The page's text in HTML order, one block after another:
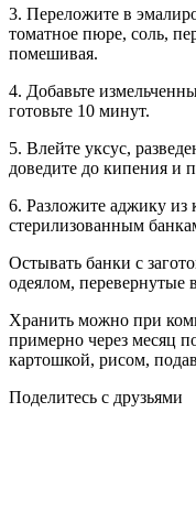
3. Переложите в
томатное пюре, соль,
помешивая.
4. Добавьте
готовьте 10 минут.
5. Влейте уксус,
доведите до кипения и
6. Разложите аджику из
стерилизованным
Остывать банки с
одеялом, перевернутые
Хранить можно при
примерно через месяц
картошкой, рисом,
Поделитесь с друзьями